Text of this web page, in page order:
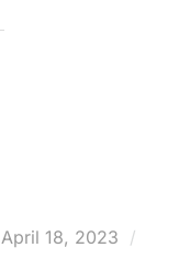
Posted
April 18, 2023